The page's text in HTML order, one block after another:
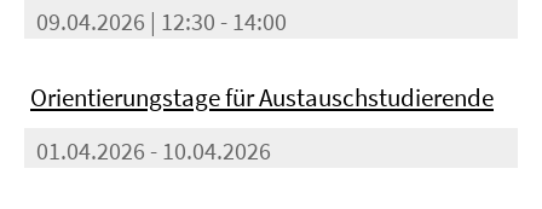
09.04.2026 | 12:30 - 14:00
Orientierungstage für Austauschstudierende
01.04.2026 - 10.04.2026